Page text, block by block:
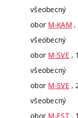
všeobecný
obor M-KAM ,
všeobecný
obor M-SVE ,
všeobecný
obor M-SVE ,
všeobecný
obor M-EST,